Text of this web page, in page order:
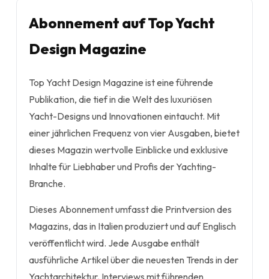
Abonnement auf Top Yacht
Design Magazine
Top Yacht Design Magazine ist eine führende
Publikation, die tief in die Welt des luxuriösen
Yacht-Designs und Innovationen eintaucht. Mit
einer jährlichen Frequenz von vier Ausgaben, bietet
dieses Magazin wertvolle Einblicke und exklusive
Inhalte für Liebhaber und Profis der Yachting-
Branche.
Dieses Abonnement umfasst die Printversion des
Magazins, das in Italien produziert und auf Englisch
veröffentlicht wird. Jede Ausgabe enthält
ausführliche Artikel über die neuesten Trends in der
Yachtarchitektur, Interviews mit führenden